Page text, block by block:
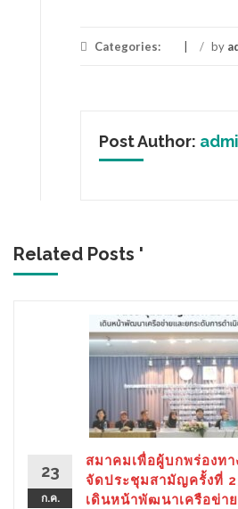
Categories: / by
Post Author:
Related Posts '
23
ก.ค.
สมาคมเพื่อผู้บกพร่องท
จัดประชุมสามัญครั้งที่
เดินหน้าพัฒนาเครือข่า